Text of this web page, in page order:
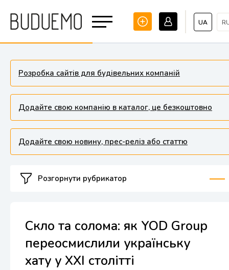
UA
Розробка сайтів для будівельних компаній
Додайте свою компанію в каталог, це безкоштовно
Додайте свою новину, прес-реліз або статтю
Розгорнути рубрикатор
Скло та солома: як YOD Group
переосмислили українську
хату у XXI столітті